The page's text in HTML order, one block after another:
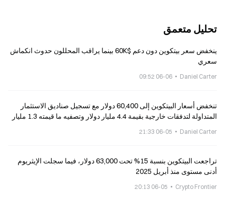
تحليل متعمق
ينخفض سعر بيتكوين دون دعم $60K بينما يراقب المحللون حدوث انكماش
سعري
Daniel Carter
06-06 09:52
تنخفض أسعار البيتكوين إلى 60,400 دولار مع تسجيل صناديق الاستثمار
المتداولة لتدفقات خارجية بقيمة 4.4 مليار دولار وتصفيه ما قيمته 1.3 مليار
Daniel Carter
06-05 21:33
تراجعت البيتكوين بنسبة 15% تحت 63,000 دولار، فيما سجلت الإيثريوم
أدنى مستوى منذ أبريل 2025
Crypto Frontier
06-05 20:13